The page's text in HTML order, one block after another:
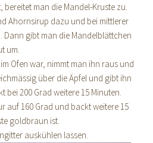
bereitet man die Mandel-Kruste zu.
Ahornsirup dazu und bei mittlerer
Dann gibt man die Mandelblättchen
um.
Ofen war, nimmt man ihn raus und
über die Äpfel und gibt ihn
200 Grad weitere 15 Minuten.
auf 160 Grad und backt weitere 15
goldbraun ist.
auskühlen lassen.